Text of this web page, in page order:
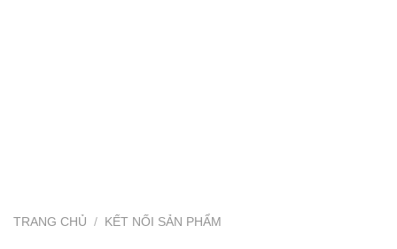
TRANG CHỦ / KẾT NỐI SẢN PHẨM